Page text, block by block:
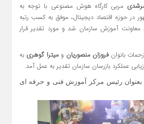
مربی کارگاه هوش مصنوعی با توجه به
در حوزه اقتصاد دیجیتال، موفق به کسب رتبه
آموزش سازمان شد و مورد تقدیر قرار
بانوانفروزان منصوریان ومیترا گوهری به
عملکرد بازرسان سازمان تقدیر به عمل آمد.
بعنوان رئیس مرکز آموزش فنی و حرفه ای